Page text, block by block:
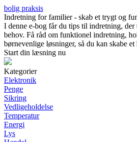
bolig praksis
Indretning for familier - skab et trygt og
I denne e-bog får du tips til indretning,
behov. Få råd om funktionel indretning,
børnevenlige løsninger, så du kan skabe
Start din læsning nu
Kategorier
Elektronik
Penge
Sikring
Vedligeholdelse
Temperatur
Energi
Lys